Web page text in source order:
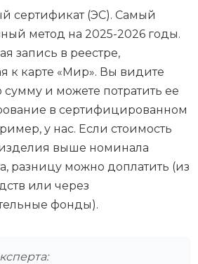
сертификат (ЭС). Самый
метод на 2025-2026 годы.
запись в реестре,
к карте «Мир». Вы видите
и можете потратить ее
в сертифицированном
у нас. Если стоимость
выше номинала
разницу можно доплатить (из
или через
фонды).